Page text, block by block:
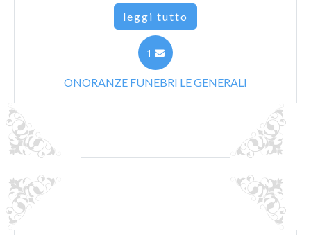
leggi tutto
1
ONORANZE FUNEBRI LE GENERALI